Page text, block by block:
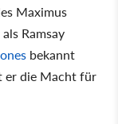
Maximus
Ramsay
bekannt
er die Macht für